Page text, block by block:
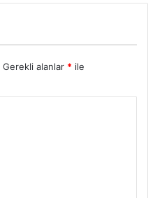
Gerekli alanlar * ile